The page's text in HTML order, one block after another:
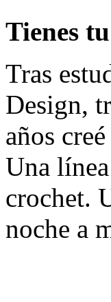
Tienes
Tras
Design,
años
Una
crochet.
noche a